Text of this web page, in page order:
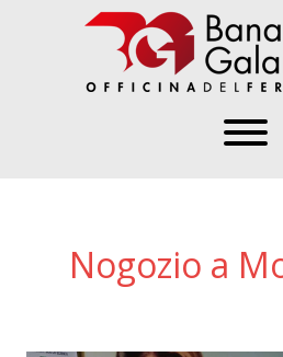
Nogozio a